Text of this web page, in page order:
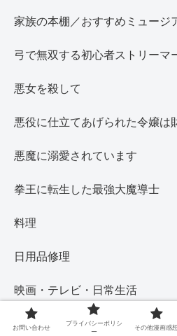
家族の本棚／おすすめミュージ
弓で無双する初心者ストリーマ
悪女を殺して
悪役に仕立てあげられた令嬢は
悪魔に溺愛されています
拳王に転生した最強大魔導士
料理
日用品修理
映画・テレビ・日常生活
死んだのは私なのに勇者様の様
お問い合わせ
プライバシーポリシ
ー
その他漫画感想